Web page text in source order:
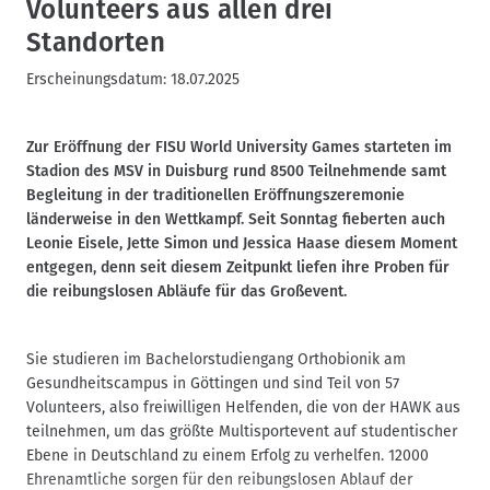
Volunteers aus allen drei
Standorten
Erscheinungsdatum: 18.07.2025
Zur Eröffnung der FISU World University Games starteten im
Stadion des MSV in Duisburg rund 8500 Teilnehmende samt
Begleitung in der traditionellen Eröffnungszeremonie
länderweise in den Wettkampf. Seit Sonntag fieberten auch
Leonie Eisele, Jette Simon und Jessica Haase diesem Moment
entgegen, denn seit diesem Zeitpunkt liefen ihre Proben für
die reibungslosen Abläufe für das Großevent.
Sie studieren im Bachelorstudiengang Orthobionik am
Gesundheitscampus in Göttingen und sind Teil von 57
Volunteers, also freiwilligen Helfenden, die von der HAWK aus
teilnehmen, um das größte Multisportevent auf studentischer
Ebene in Deutschland zu einem Erfolg zu verhelfen. 12000
Ehrenamtliche sorgen für den reibungslosen Ablauf der